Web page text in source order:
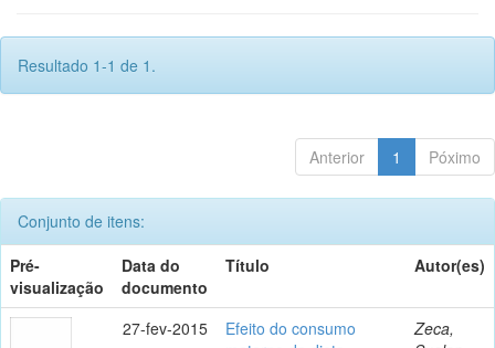
Resultado 1-1 de 1.
Anterior 1 Póximo
Conjunto de itens:
Pré-
visualização
Data do
documento
Título Autor(es)
27-fev-2015
Efeito do consumo
Zeca,